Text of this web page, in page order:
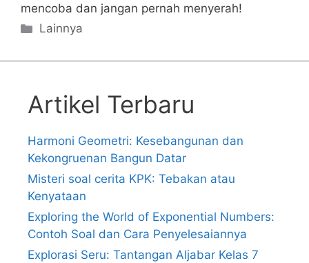
mencoba dan jangan pernah menyerah!
Categories
Lainnya
Artikel Terbaru
Harmoni Geometri: Kesebangunan dan
Kekongruenan Bangun Datar
Misteri soal cerita KPK: Tebakan atau
Kenyataan
Exploring the World of Exponential Numbers:
Contoh Soal dan Cara Penyelesaiannya
Explorasi Seru: Tantangan Aljabar Kelas 7